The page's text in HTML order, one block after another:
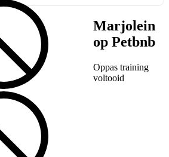
Marjolein
op Petbnb
Oppas training
voltooid